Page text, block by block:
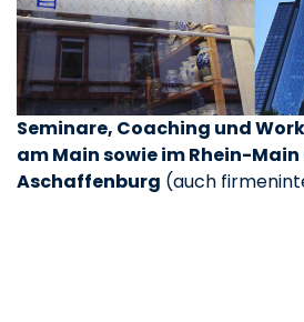
Seminare, Coaching und
am Main sowie im Rhein-
Aschaffenburg (auch